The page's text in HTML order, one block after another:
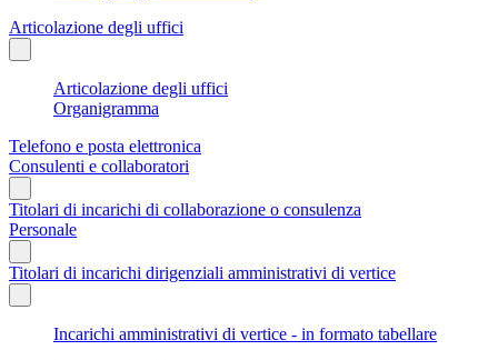
Articolazione degli uffici
Articolazione degli uffici
Organigramma
Telefono e posta elettronica
Consulenti e collaboratori
Titolari di incarichi di collaborazione o consulenza
Personale
Titolari di incarichi dirigenziali amministrativi di vertice
Incarichi amministrativi di vertice - in formato tabellare